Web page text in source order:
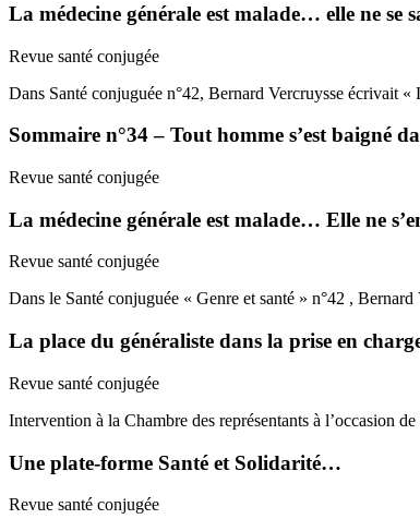
La médecine générale est malade… elle ne se
Revue santé conjugée
Dans Santé conjuguée n°42, Bernard Vercruysse écrivait
Sommaire n°34 – Tout homme s’est baigné
Revue santé conjugée
La médecine générale est malade… Elle ne
Revue santé conjugée
Dans le Santé conjuguée « Genre et santé » n°42 ,
La place du généraliste dans la prise en
Revue santé conjugée
Intervention à la Chambre des représentants à l’occasion
Une plate-forme Santé et Solidarité…
Revue santé conjugée